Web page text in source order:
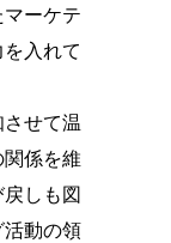
ーケテ
入れて
せて温
係を維
しも図
動の領